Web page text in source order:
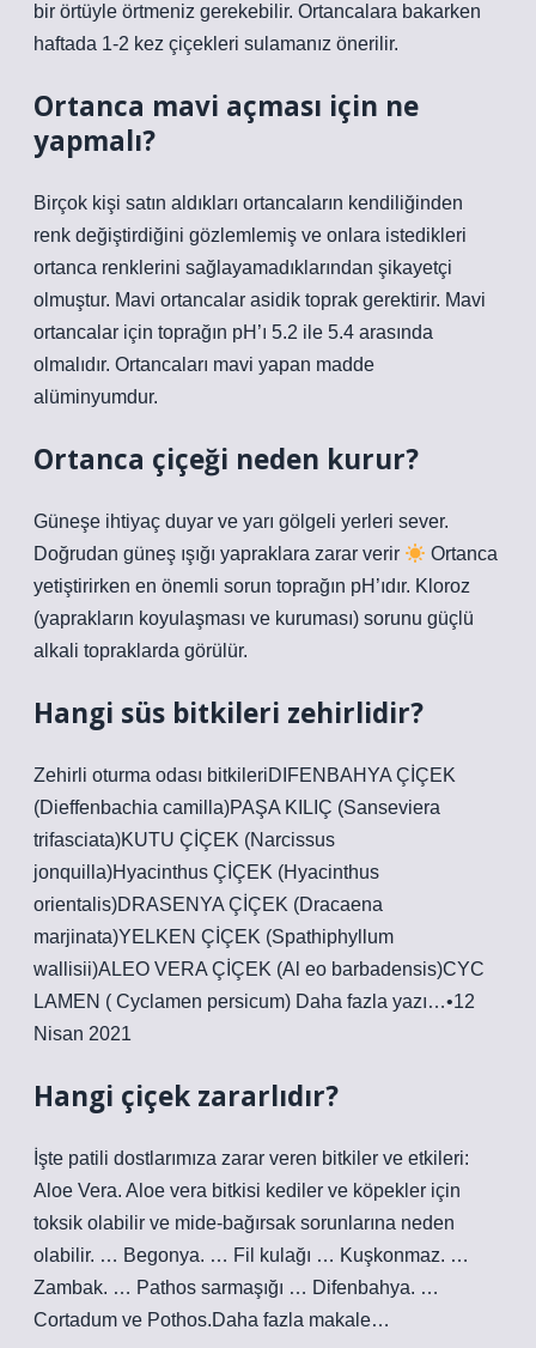
bir örtüyle örtmeniz gerekebilir. Ortancalara bakarken
haftada 1-2 kez çiçekleri sulamanız önerilir.
Ortanca mavi açması için ne
yapmalı?
Birçok kişi satın aldıkları ortancaların kendiliğinden
renk değiştirdiğini gözlemlemiş ve onlara istedikleri
ortanca renklerini sağlayamadıklarından şikayetçi
olmuştur. Mavi ortancalar asidik toprak gerektirir. Mavi
ortancalar için toprağın pH’ı 5.2 ile 5.4 arasında
olmalıdır. Ortancaları mavi yapan madde
alüminyumdur.
Ortanca çiçeği neden kurur?
Güneşe ihtiyaç duyar ve yarı gölgeli yerleri sever.
Doğrudan güneş ışığı yapraklara zarar verir
Ortanca
yetiştirirken en önemli sorun toprağın pH’ıdır. Kloroz
(yaprakların koyulaşması ve kuruması) sorunu güçlü
alkali topraklarda görülür.
Hangi süs bitkileri zehirlidir?
Zehirli oturma odası bitkileriDIFENBAHYA ÇİÇEK
(Dieffenbachia camilla)PAŞA KILIÇ (Sanseviera
trifasciata)KUTU ÇİÇEK (Narcissus
jonquilla)Hyacinthus ÇİÇEK (Hyacinthus
orientalis)DRASENYA ÇİÇEK (Dracaena
marjinata)YELKEN ÇİÇEK (Spathiphyllum
wallisii)ALEO VERA ÇİÇEK (Al eo barbadensis)CYC
LAMEN ( Cyclamen persicum) Daha fazla yazı…•12
Nisan 2021
Hangi çiçek zararlıdır?
İşte patili dostlarımıza zarar veren bitkiler ve etkileri:
Aloe Vera. Aloe vera bitkisi kediler ve köpekler için
toksik olabilir ve mide-bağırsak sorunlarına neden
olabilir. … Begonya. … Fil kulağı … Kuşkonmaz. …
Zambak. … Pathos sarmaşığı … Difenbahya. …
Cortadum ve Pothos.Daha fazla makale…